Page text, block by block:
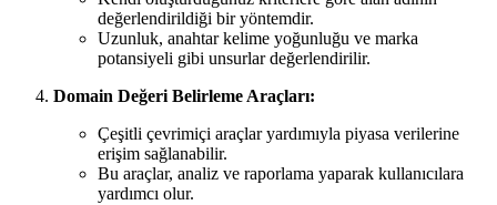
değerlendirildiği bir yöntemdir.
Uzunluk, anahtar kelime yoğunluğu ve marka
potansiyeli gibi unsurlar değerlendirilir.
Domain Değeri Belirleme Araçları:
Çeşitli çevrimiçi araçlar yardımıyla piyasa verilerine
erişim sağlanabilir.
Bu araçlar, analiz ve raporlama yaparak kullanıcılara
yardımcı olur.